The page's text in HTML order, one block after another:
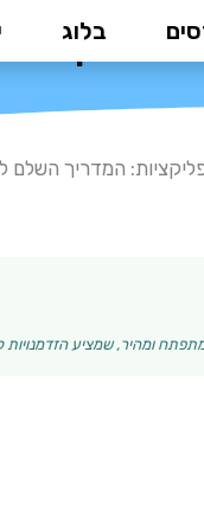
בלוג
המדריך השלם